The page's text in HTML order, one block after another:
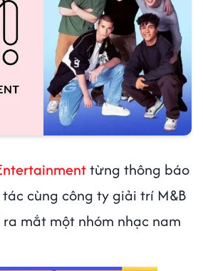
từng thông báo
cùng công ty giải trí M&B
mắt một nhóm nhạc nam